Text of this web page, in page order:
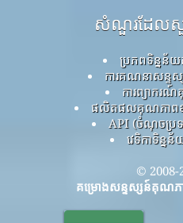
សំណួរដែល
ប្រភពទិន្នន័
ការគណនាសន្ទ
ការព្យាករ
ផលិតផលគុណភាពខ្
API (ចំណុចប្រទ
វេទិកាទិន្នន័
© 2008-
គម្រោងសន្ទស្សន៍គុណ